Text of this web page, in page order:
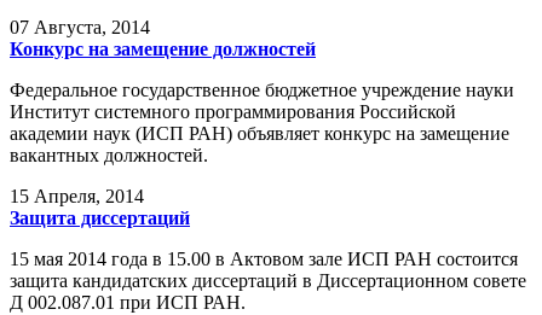
07 Августа, 2014
Конкурс на замещение должностей
Федеральное государственное бюджетное учреждение науки
Институт системного программирования Российской
академии наук (ИСП РАН) объявляет конкурс на замещение
вакантных должностей.
15 Апреля, 2014
Защита диссертаций
15 мая 2014 года в 15.00 в Актовом зале ИСП РАН состоится
защита кандидатских диссертаций в Диссертационном совете
Д 002.087.01 при ИСП РАН.